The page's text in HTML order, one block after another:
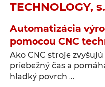
TECHNOLOGY,
Automatizácia
pomocou CNC
Ako CNC stroje
priebežný čas a
hladký povrch …